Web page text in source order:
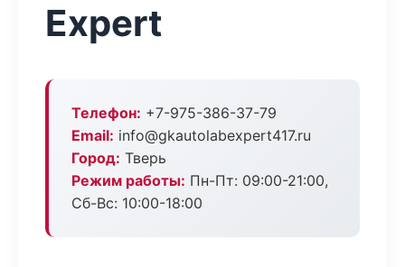
Expert
Телефон: +7-975-386-37-79
Email: info@gkautolabexpert417.ru
Город: Тверь
Режим работы: Пн-Пт: 09:00-21:00,
Сб-Вс: 10:00-18:00